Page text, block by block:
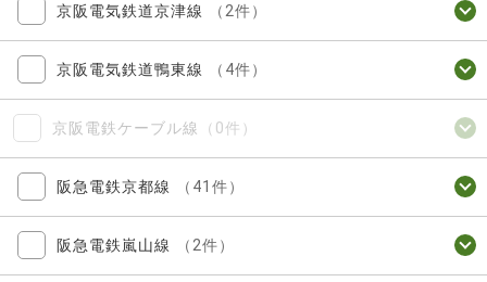
京阪電気鉄道京津線 （2件）
京阪電気鉄道鴨東線 （4件）
京阪電鉄ケーブル線 （0件）
阪急電鉄京都線 （41件）
阪急電鉄嵐山線 （2件）